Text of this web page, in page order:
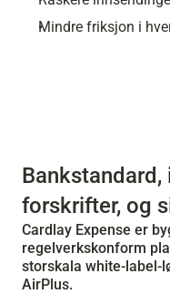
Mindre friksjon i
Bankstandard,
forskrifter, og
Cardlay Expense er
regelverkskonform
storskala white-label-
AirPlus.